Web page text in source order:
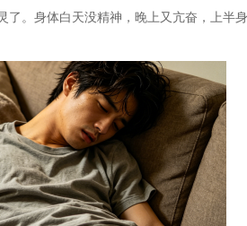
。身体白天没精神，晚上又亢奋，上半